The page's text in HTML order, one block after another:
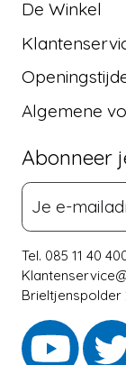
De Winkel
Algemene
Abonneer
Tel. 085 11 40
Brieltjenspolder